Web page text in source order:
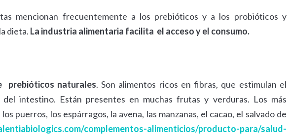
mencionan frecuentemente a los prebióticos y a los probióticos y
dieta. La industria alimentaria facilita el acceso y el consumo.
prebióticos naturales. Son alimentos ricos en fibras, que estimulan el
intestino. Están presentes en muchas frutas y verduras. Los más
puerros, los espárragos, la avena, las manzanas, el cacao, el salvado de
complementos-alimenticios/producto-para/salud-